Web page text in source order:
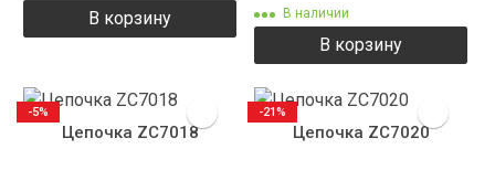
В корзину В наличии
В корзину
Цепочка ZC7018
-5%
Цепочка ZC7020
-21%